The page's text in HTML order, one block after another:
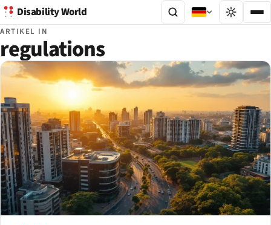
Disability World
ARTIKEL IN
regulations